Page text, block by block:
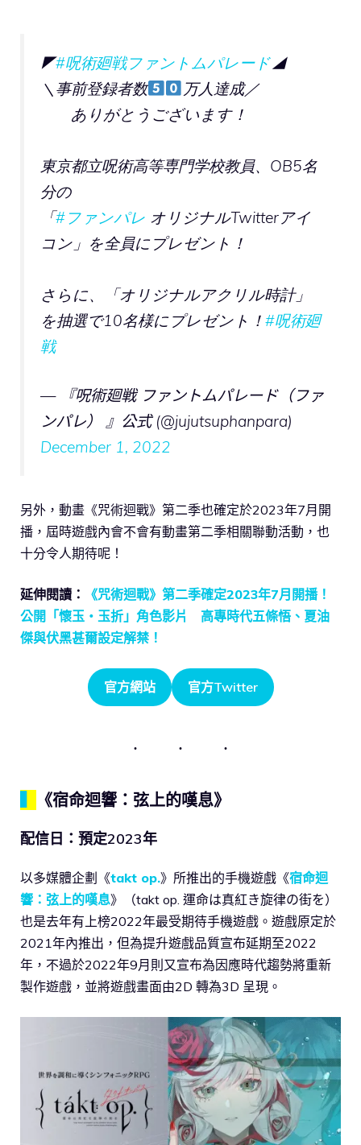
◤#呪術廻戦ファントムパレード◢
＼事前登録者数
万人達成／
ありがとうございます！
東京都立呪術高等専門学校教員、OB5名
分の
「#ファンパレ オリジナルTwitterアイ
コン」を全員にプレゼント！
さらに、「オリジナルアクリル時計」
を抽選で10名様にプレゼント！ #呪術廻
戦
— 『呪術廻戦 ファントムパレード（ファ
ンパレ） 』公式 (@jujutsuphanpara)
December 1, 2022
另外，動畫《咒術迴戰》第二季也確定於2023年7月開
播，屆時遊戲內會不會有動畫第二季相關聯動活動，也
十分令人期待呢！
延伸閱讀：
《咒術迴戰》第二季確定2023年7月開播！
公開「懷玉・玉折」角色影片 高專時代五條悟、夏油
傑與伏黑甚爾設定解禁！
官方網站 官方Twitter
《宿命迴響：弦上的嘆息》
配信日：預定2023年
以多媒體企劃《takt op.》所推出的手機遊戲《宿命迴
響：弦上的嘆息》（takt op. 運命は真紅き旋律の街を）
也是去年有上榜2022年最受期待手機遊戲。遊戲原定於
2021年內推出，但為提升遊戲品質宣布延期至2022
年，不過於2022年9月則又宣布為因應時代趨勢將重新
製作遊戲，並將遊戲畫面由2D 轉為3D 呈現。